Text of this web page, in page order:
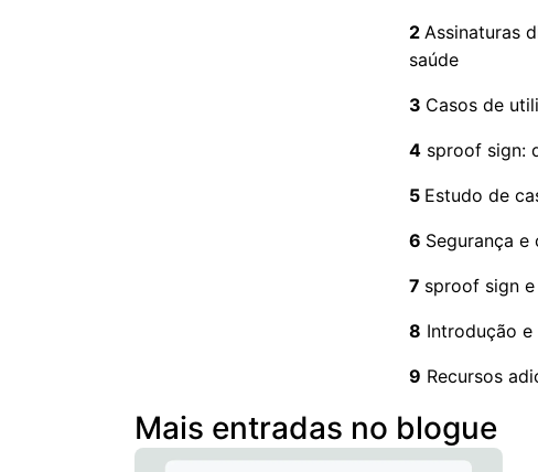
2 Assinaturas
saúde
3 Casos de
4 sproof sign:
5 Estudo de
6 Segurança
7 sproof sign
8 Introdução
9 Recursos
Mais entradas no blogue